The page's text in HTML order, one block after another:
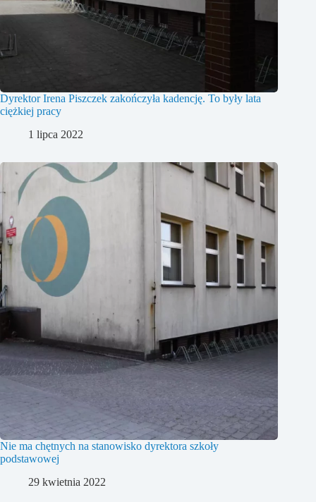
Dyrektor Irena Piszczek zakończyła kadencję. To były lata
ciężkiej pracy
1 lipca 2022
Nie ma chętnych na stanowisko dyrektora szkoły
podstawowej
29 kwietnia 2022